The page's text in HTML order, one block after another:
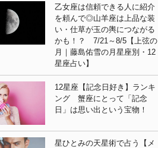
乙女座は信頼できる人に紹介
を頼んで◎山羊座は上品な装
い・仕草が玉の輿につながる
かも！？ 7/21～8/5【上弦の
月｜藤島佑雪の月星座別・12
星座占い】
12星座【記念日好き】ランキ
ング 蟹座にとって「記念
日」は思い出という宝物！
星ひとみの天星術で占う【メ